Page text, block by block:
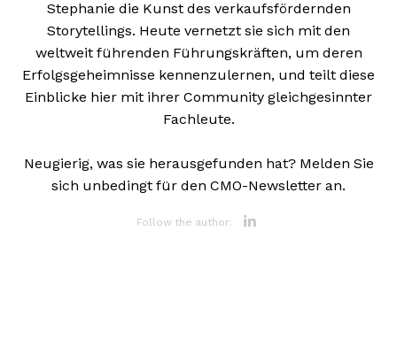
Stephanie die Kunst des verkaufsfördernden
Storytellings. Heute vernetzt sie sich mit den
weltweit führenden Führungskräften, um deren
Erfolgsgeheimnisse kennenzulernen, und teilt diese
Einblicke hier mit ihrer Community gleichgesinnter
Fachleute.
Neugierig, was sie herausgefunden hat? Melden Sie
sich unbedingt für den CMO-Newsletter an.
Follow the author: